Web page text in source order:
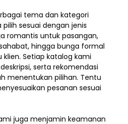
tema dan kategori
sesuai dengan jenis
romantis untuk pasangan,
hingga bunga formal
Setiap katalog kami
serta rekomendasi
menentukan pilihan. Tentu
pesanan sesuai
juga menjamin keamanan